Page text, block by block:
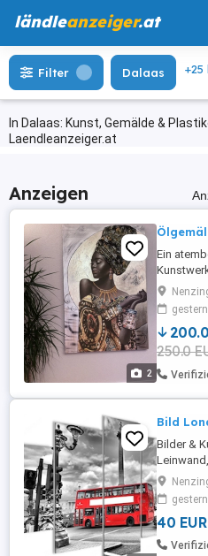
ländleanzeiger.at
In Dalaas: Kunst, Gemälde &
Laendleanzeiger.at
Filter Dalaas
Anzeigen
2
Ein
Preis.
das mit
250.0
Bild
Bilder &
cm, 5
(ca. 7
40 EUR